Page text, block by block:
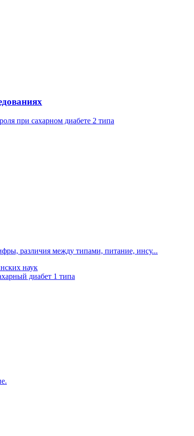
при сахарном диабете 2 типа
различия между типами, питание, инсу...
наук
диабет 1 типа